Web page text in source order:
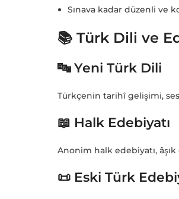
Sınava kadar düzenli ve
📚 Türk Dili ve
🔤 Yeni Türk Dili
Türkçenin tarihî gelişimi,
📖 Halk Edebiyatı
Anonim halk edebiyatı,
📜 Eski Türk